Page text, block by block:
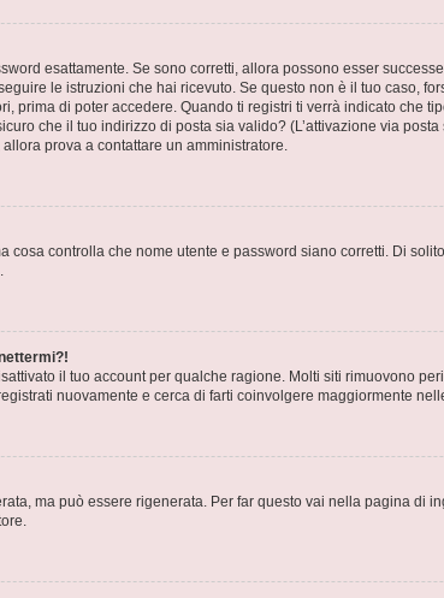
esattamente. Se sono corretti, allora possono esser
le istruzioni che hai ricevuto. Se questo non è il tuo caso,
prima di poter accedere. Quando ti registri ti verrà indicato che
che il tuo indirizzo di posta sia valido? (L’attivazione via
prova a contattare un amministratore.
cosa controlla che nome utente e password siano corretti. Di
il tuo account per qualche ragione. Molti siti rimuovono
nuovamente e cerca di farti coinvolgere maggiormente
ma può essere rigenerata. Per far questo vai nella pagina di